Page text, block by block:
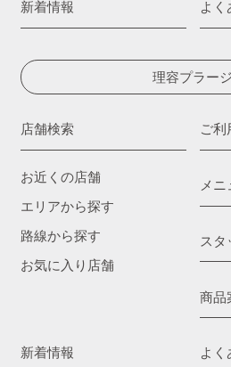
新着情報 よく
理容プラー
店舗検索
お近くの店舗
エリアから探す
路線から探す
お気に入り店舗
ご利
メ
スタ
商品
新着情報 よく